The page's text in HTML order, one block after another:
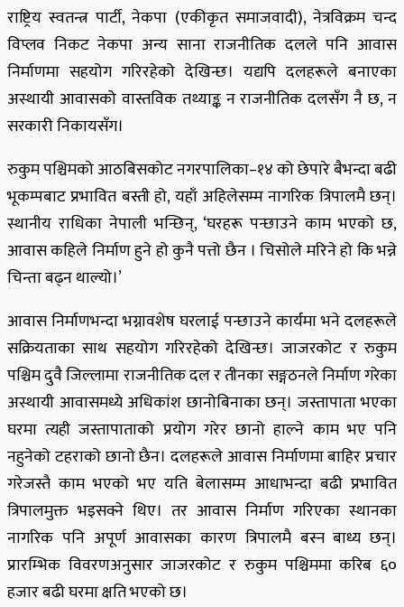
राष्ट्रिय स्वतन्त्र पार्टी, नेकपा (एकीकृत समाजवादी), नेत्रविक्रम चन्द
विप्लव निकट नेकपा अन्य साना राजनीतिक दलले पनि आवास
निर्माणमा सहयोग गरिरहेको देखिन्छ। यद्यपि दलहरूले बनाएका
अस्थायी आवासको वास्तविक तथ्याङ्क न राजनीतिक दलसँग नै छ, न
सरकारी निकायसँग।
रुकुम पश्चिमको आठबिसकोट नगरपालिका–१४ को छेपारे बैभन्दा बढी
भूकम्पबाट प्रभावित बस्ती हो, यहाँ अहिलेसम्म नागरिक त्रिपालमै छन्।
स्थानीय राधिका नेपाली भन्छिन्, ‘घरहरू पन्छाउने काम भएको छ,
आवास कहिले निर्माण हुने हो कुनै पत्तो छैन । चिसोले मरिने हो कि भन्ने
चिन्ता बढ्न थाल्यो।’
आवास निर्माणभन्दा भग्नावशेष घरलाई पन्छाउने कार्यमा भने दलहरूले
सक्रियताका साथ सहयोग गरिरहेको देखिन्छ। जाजरकोट र रुकुम
पश्चिम दुवै जिल्लामा राजनीतिक दल र तीनका सङ्गठनले निर्माण गरेका
अस्थायी आवासमध्ये अधिकांश छानोबिनाका छन्। जस्तापाता भएका
घरमा त्यही जस्तापाताको प्रयोग गरेर छानो हाल्ने काम भए पनि
नहुनेको टहराको छानो छैन। दलहरूले आवास निर्माणमा बाहिर प्रचार
गरेजस्तै काम भएको भए यति बेलासम्म आधाभन्दा बढी प्रभावित
त्रिपालमुक्त भइसक्ने थिए। तर आवास निर्माण गरिएका स्थानका
नागरिक पनि अपूर्ण आवासका कारण त्रिपालमै बस्न बाध्य छन्।
प्रारम्भिक विवरणअनुसार जाजरकोट र रुकुम पश्चिममा करिब ६०
हजार बढी घरमा क्षति भएको छ।